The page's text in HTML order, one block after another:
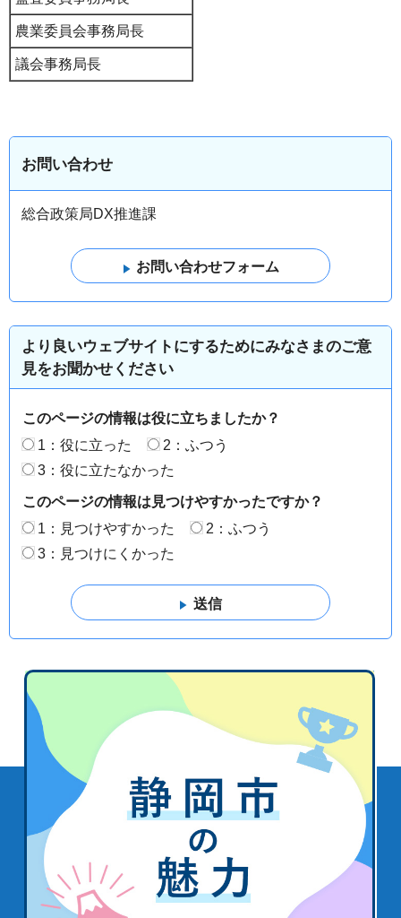
農業委員会事務局長
議会事務局長
お問い合わせ
総合政策局DX推進課
より良いウェブサイトにするためにみなさまのご意
見をお聞かせください
このページの情報は役に立ちましたか？
1：役に立った
2：ふつう
3：役に立たなかった
このページの情報は見つけやすかったですか？
1：見つけやすかった
2：ふつう
3：見つけにくかった